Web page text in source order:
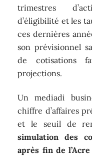
trimestres
d’éligibilité et les
ces dernières
son prévisionnel
de cotisations
projections.
Un mediadi
chiffre d’affaires
et le seuil de
simulation des
après fin de